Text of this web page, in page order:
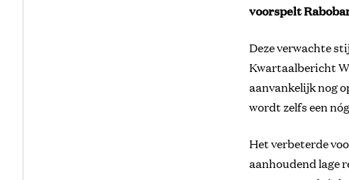
voorspelt
Deze verwachte
Kwartaalbericht
aanvankelijk nog
wordt zelfs een
Het verbeterde
aanhoudend lage